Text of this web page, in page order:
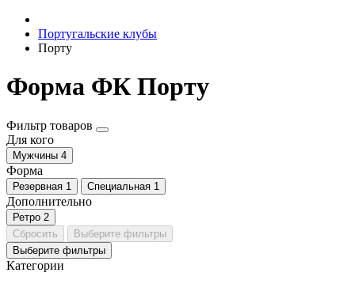
Португальские клубы
Порту
Форма ФК Порту
Фильтр товаров
Для кого
Мужчины 4
Форма
Резервная 1 Специальная 1
Дополнительно
Ретро 2
Сбросить
Выберите фильтры
Выберите фильтры
Категории